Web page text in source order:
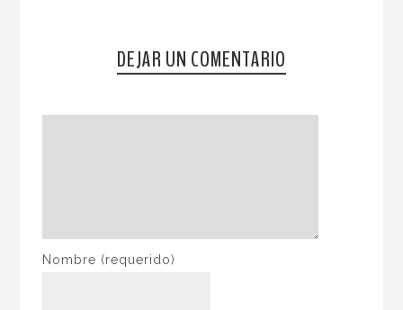
DEJAR UN COMENTARIO
Nombre (requerido)